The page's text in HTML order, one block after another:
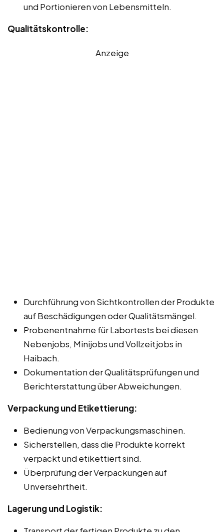
und Portionieren von Lebensmitteln.
Qualitätskontrolle:
Anzeige
Durchführung von Sichtkontrollen der Produkte
auf Beschädigungen oder Qualitätsmängel.
Probenentnahme für Labortests bei diesen
Nebenjobs, Minijobs und Vollzeitjobs in
Haibach.
Dokumentation der Qualitätsprüfungen und
Berichterstattung über Abweichungen.
Verpackung und Etikettierung:
Bedienung von Verpackungsmaschinen.
Sicherstellen, dass die Produkte korrekt
verpackt und etikettiert sind.
Überprüfung der Verpackungen auf
Unversehrtheit.
Lagerung und Logistik: